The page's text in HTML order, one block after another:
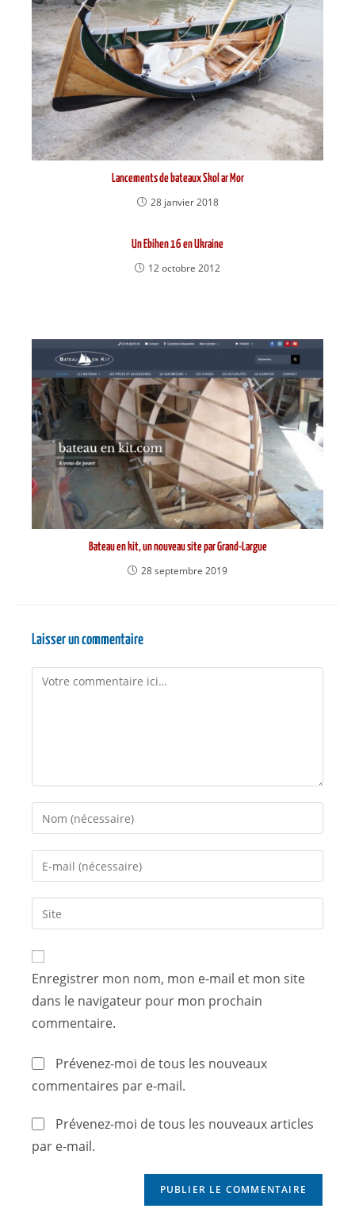
Lancements de bateaux Skol ar Mor
28 janvier 2018
Un Ebihen 16 en Ukraine
12 octobre 2012
Bateau en kit, un nouveau site par Grand-Largue
28 septembre 2019
Laisser un commentaire
Enregistrer mon nom, mon e-mail et mon site
dans le navigateur pour mon prochain
commentaire.
Prévenez-moi de tous les nouveaux
commentaires par e-mail.
Prévenez-moi de tous les nouveaux articles
par e-mail.